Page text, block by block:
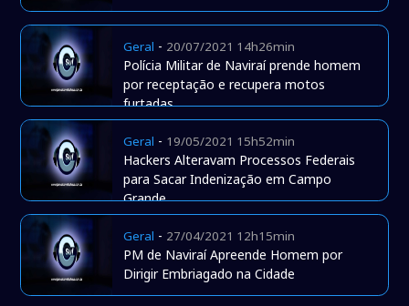
Geral - 20/07/2021 14h26min
Polícia Militar de Naviraí prende homem
por receptação e recupera motos
furtadas.
Geral - 19/05/2021 15h52min
Hackers Alteravam Processos Federais
para Sacar Indenização em Campo
Grande
Geral - 27/04/2021 12h15min
PM de Naviraí Apreende Homem por
Dirigir Embriagado na Cidade